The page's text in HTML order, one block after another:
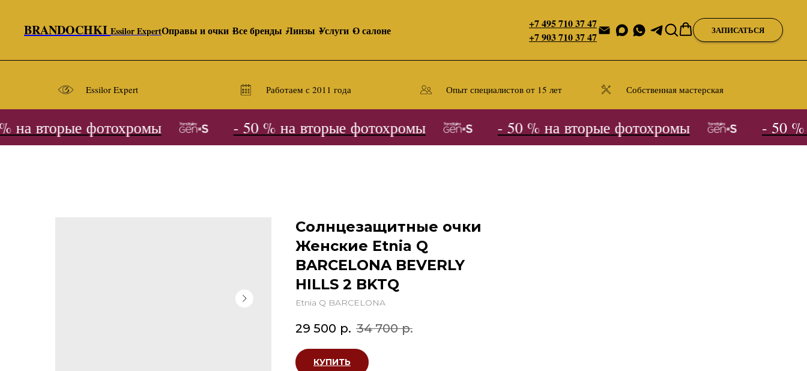
BRANDOCHKI Essilor ExpertОправы и очки Все бренды Линзы Услуги О салоне
+7 495 710 37 47
+7 903 710 37 47
ЗАПИСАТЬСЯ
Essilor Expert Работаем с 2011 года Опыт специалистов от 15 лет Собственная мастерская
вторые фотохромы - 50 % на вторые фотохромы - 50 % на вторые фотохромы - 50 %
Солнцезащитные очки
Женские Etnia Q
BARCELONA BEVERLY
HILLS 2 BKTQ
Etnia Q BARCELONA
29 500 р. 34 700 р.
КУПИТЬ